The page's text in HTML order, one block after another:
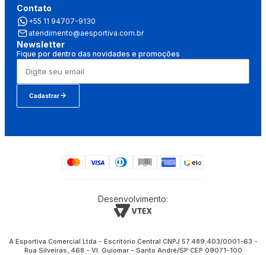
Contato
+55 11 94707-9130
atendimento@aesportiva.com.br
Newsletter
Fique por dentro das novidades e promoções
Cadastrar
Desenvolvimento:
A Esportiva Comercial Ltda - Escritório Central CNPJ 57.489.403/0001-63 -
Rua Silveiras, 468 - Vl. Guiomar - Santo André/SP CEP 09071-100